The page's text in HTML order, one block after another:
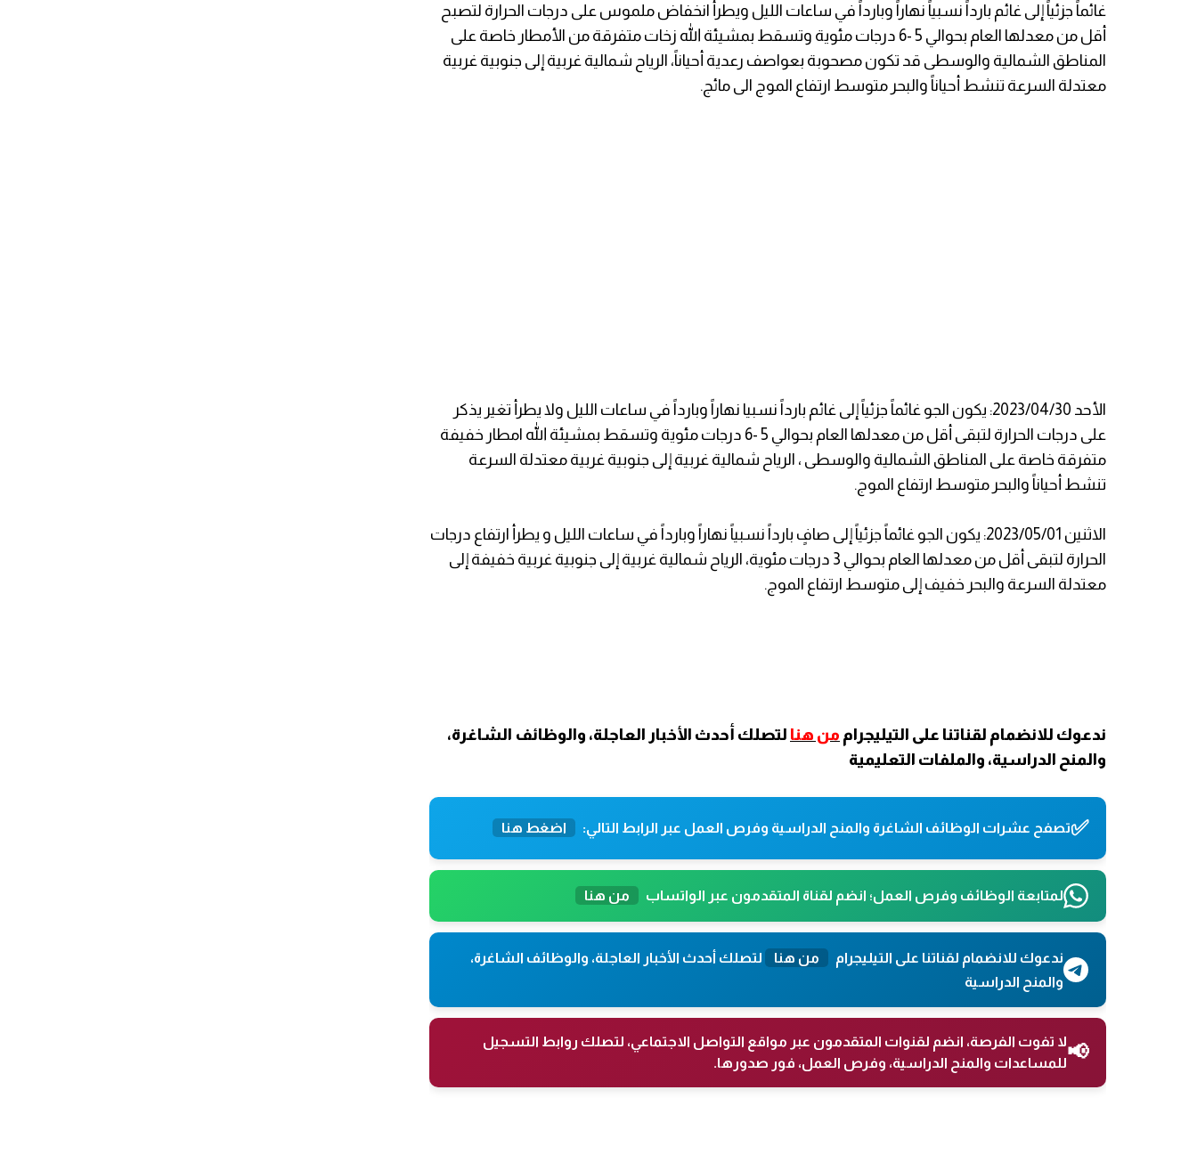
غائماً جزئياً إلى غائم بارداً نسبياً نهاراً وبارداً في ساعات الليل ويطرأ انخفاض ملموس على درجات الحرارة لتصبح
أقل من معدلها العام بحوالي 5 -6 درجات مئوية وتسقط بمشيئة الله زخات متفرقة من الأمطار خاصة على
المناطق الشمالية والوسطى قد تكون مصحوبة بعواصف رعدية أحياناً، الرياح شمالية غربية إلى جنوبية غربية
معتدلة السرعة تنشط أحياناً والبحر متوسط ارتفاع الموج الى مائج.
الأحد 2023/04/30: يكون الجو غائماً جزئياً إلى غائم بارداً نسبيا نهاراً وبارداً في ساعات الليل ولا يطرأ تغير يذكر
على درجات الحرارة لتبقى أقل من معدلها العام بحوالي 5 -6 درجات مئوية وتسقط بمشيئة الله امطار خفيفة
متفرقة خاصة على المناطق الشمالية والوسطى ، الرياح شمالية غربية إلى جنوبية غربية معتدلة السرعة
تنشط أحياناً والبحر متوسط ارتفاع الموج.
الاثنين 2023/05/01: يكون الجو غائماً جزئياً إلى صافٍ بارداً نسبياً نهاراً وبارداً في ساعات الليل و يطرأ ارتفاع درجات
الحرارة لتبقى أقل من معدلها العام بحوالي 3 درجات مئوية، الرياح شمالية غربية إلى جنوبية غربية خفيفة إلى
معتدلة السرعة والبحر خفيف إلى متوسط ارتفاع الموج.
ندعوك للانضمام لقناتنا على التيليجرام من هنا لتصلك أحدث الأخبار العاجلة، والوظائف الشاغرة،
والمنح الدراسية، والملفات التعليمية
✅تصفح عشرات الوظائف الشاغرة والمنح الدراسية وفرص العمل عبر الرابط التالي: اضغط هنا
لمتابعة الوظائف وفرص العمل؛ انضم لقناة المتقدمون عبر الواتساب من هنا
ندعوك للانضمام لقناتنا على التيليجرام من هنا
لتصلك أحدث الأخبار العاجلة، والوظائف الشاغرة،
والمنح الدراسية
📢لا تفوت الفرصة، انضم لقنوات المتقدمون عبر مواقع التواصل الاجتماعي، لتصلك روابط التسجيل
للمساعدات والمنح الدراسية، وفرص العمل، فور صدورها.